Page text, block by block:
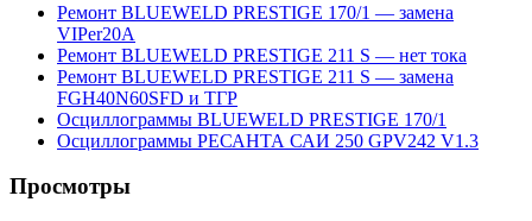
Ремонт BLUEWELD PRESTIGE 170/1 — замена
VIPer20A
Ремонт BLUEWELD PRESTIGE 211 S — нет тока
Ремонт BLUEWELD PRESTIGE 211 S — замена
FGH40N60SFD и ТГР
Осциллограммы BLUEWELD PRESTIGE 170/1
Осциллограммы РЕСАНТА САИ 250 GPV242 V1.3
Просмотры